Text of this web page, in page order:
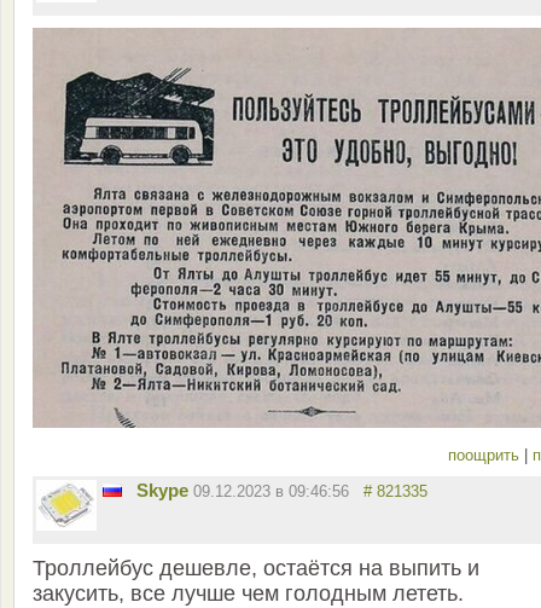
поощрить
Skype 09.12.2023 в 09:46:56 # 821335
Троллейбус дешевле, остаётся на выпить и
закусить, все лучше чем голодным лететь.